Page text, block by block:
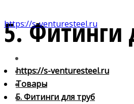
https://s-venturesteel.ru
5. Фитинги
https://s-venturesteel.ru
Товары
5. Фитинги для труб